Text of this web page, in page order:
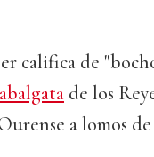
califica de
de los
a lomos de